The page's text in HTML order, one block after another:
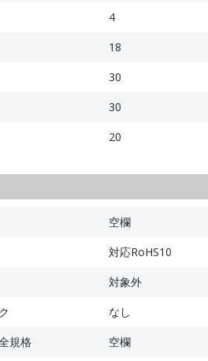
4
18
30
30
20
空欄
対応RoHS10
対象外
なし
規格
空欄